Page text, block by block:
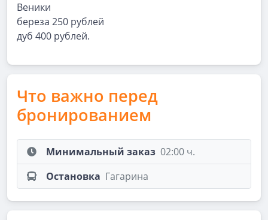
Веники
береза 250 рублей
дуб 400 рублей.
Что важно перед
бронированием
Минимальный заказ 02:00 ч.
Остановка Гагарина